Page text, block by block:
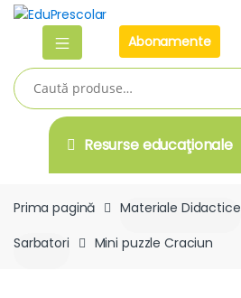
Skip
navigation
Skip
Abonamente
Caută
după:
Resurse educaţionale
Prima pagină Materiale Didactice
Sarbatori
Mini puzzle Craciun